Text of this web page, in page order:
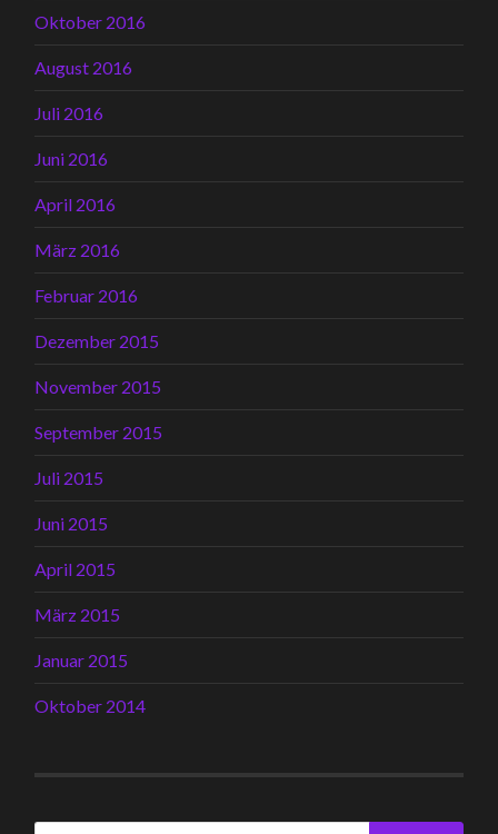
Oktober 2016
August 2016
Juli 2016
Juni 2016
April 2016
März 2016
Februar 2016
Dezember 2015
November 2015
September 2015
Juli 2015
Juni 2015
April 2015
März 2015
Januar 2015
Oktober 2014